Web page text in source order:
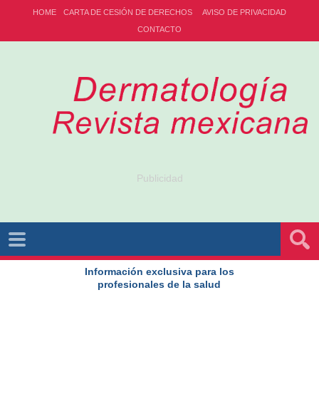
HOME CARTA DE CESIÓN DE DERECHOS
AVISO DE PRIVACIDAD
CONTACTO
Publicidad
Información exclusiva para los
profesionales de la salud